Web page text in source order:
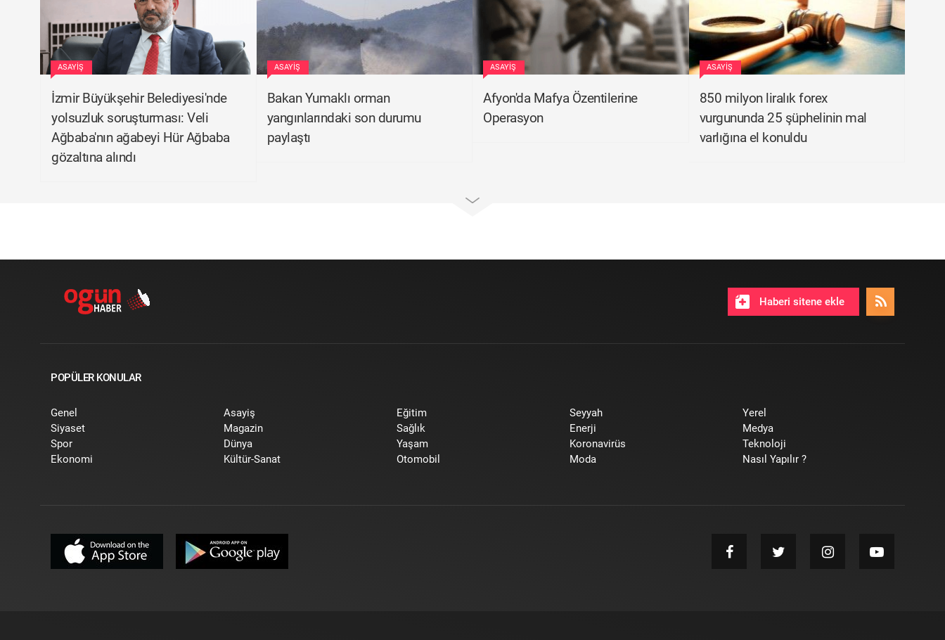
ASAYIŞ
İzmir Büyükşehir Belediyesi'nde
yolsuzluk soruşturması: Veli
Ağbaba'nın ağabeyi Hür Ağbaba
gözaltına alındı
ASAYIŞ
Bakan Yumaklı orman
yangınlarındaki son durumu
paylaştı
ASAYIŞ
Afyon'da Mafya Özentilerine
Operasyon
ASAYIŞ
850 milyon liralık forex
vurgununda 25 şüphelinin mal
varlığına el konuldu
Haberi sitene ekle
POPÜLER KONULAR
Genel
Siyaset
Spor
Ekonomi
Asayiş
Magazin
Dünya
Kültür-Sanat
Eğitim
Sağlık
Yaşam
Otomobil
Seyyah
Enerji
Koronavirüs
Moda
Yerel
Medya
Teknoloji
Nasıl Yapılır ?